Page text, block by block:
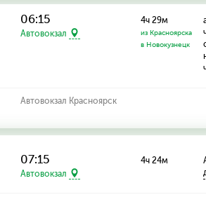
06:15
Автовокзал
4ч 29м
из Красноярска
в Новокузнецк
Автовокзал Красноярск
07:15
Автовокзал
4ч 24м